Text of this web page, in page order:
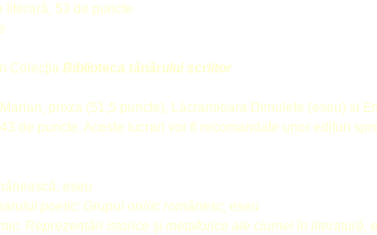
literară, 53 de puncte
Colecţia Biblioteca tânărului scriitor.
proza (51,5 puncte), Lăcramioara Dimulete (eseu) si
de puncte. Aceste lucrari vor fi recomandate unor edituri
, eseu
poetic: Grupul oniric românesc, eseu
Reprezentări istorice şi metaforice ale ciumei în literatură,